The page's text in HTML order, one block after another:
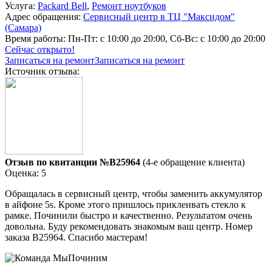
Услуга: Packard Bell, Ремонт ноутбуков
Адрес обращения: Сервисный центр в ТЦ "Максидом"
(Самара)
Время работы: Пн-Пт: с 10:00 до 20:00, Сб-Вс: с 10:00 до 20:00
Сейчас открыто!
Записаться на ремонтЗаписаться на ремонт
Источник отзыва:
Отзыв по квитанции №B25964 (4-е обращение клиента)
Оценка: 5
Обращалась в сервисный центр, чтобы заменить аккумулятор
в айфоне 5s. Кроме этого пришлось приклеивать стекло к
рамке. Починили быстро и качественно. Результатом очень
довольна. Буду рекомендовать знакомым ваш центр. Номер
заказа В25964. Спасибо мастерам!